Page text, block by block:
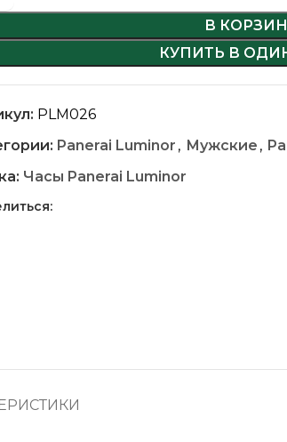
В
КУПИТЬ В
PLM026
Panerai Luminor , Мужские ,
Часы Panerai Luminor